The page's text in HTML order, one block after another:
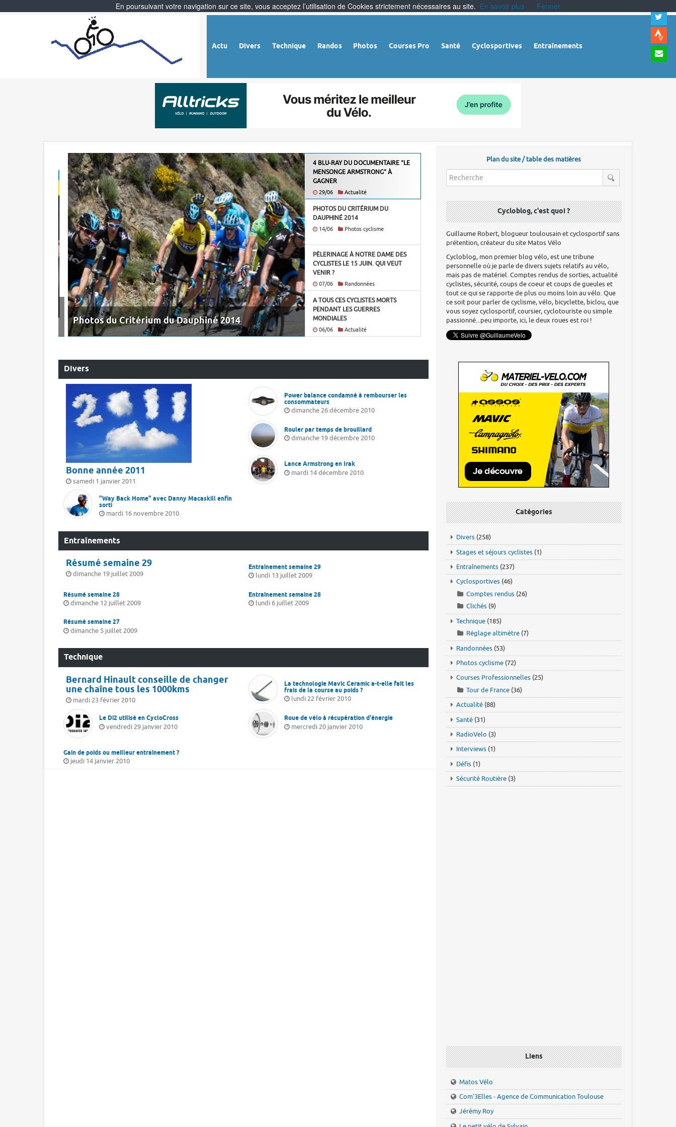
Actu Divers Technique Randos Photos Courses Pro Santé Cyclosportives Entraînements
à
Photos du Critérium du Dauphiné 2014
4 BLU-RAY DU DOCUMENTAIRE "LE
MENSONGE ARMSTRONG" À
GAGNER
29/06 Actualité
PHOTOS DU CRITÉRIUM DU
DAUPHINÉ 2014
14/06 Photos cyclisme
PÈLERINAGE À NOTRE DAME DES
CYCLISTES LE 15 JUIN. QUI VEUT
VENIR ?
07/06 Randonnées
A TOUS CES CYCLISTES MORTS
PENDANT LES GUERRES
MONDIALES
06/06 Actualité
Divers
Bonne année 2011
samedi 1 janvier 2011
Power balance condamné à rembourser les
consommateurs
dimanche 26 décembre 2010
Rouler par temps de brouillard
dimanche 19 décembre 2010
Lance Armstrong en Irak
mardi 14 décembre 2010
"Way Back Home" avec Danny Macaskill enfin
sorti
mardi 16 novembre 2010
Entraînements
Résumé semaine 29
dimanche 19 juillet 2009
Entraînement semaine 29
lundi 13 juillet 2009
Résumé semaine 28
dimanche 12 juillet 2009
Entraînement semaine 28
lundi 6 juillet 2009
Résumé semaine 27
dimanche 5 juillet 2009
Technique
Bernard Hinault conseille de changer
une chaîne tous les 1000kms
mardi 23 février 2010
La technologie Mavic Ceramic a-t-elle fait les
frais de la course au poids ?
lundi 22 février 2010
Le Di2 utilisé en CycloCross
vendredi 29 janvier 2010
Roue de vélo à récupération d'énergie
mercredi 20 janvier 2010
Gain de poids ou meilleur entraînement ?
jeudi 14 janvier 2010
Plan du site / table des matières
Cycloblog, c'est quoi ?
Guillaume Robert, blogueur toulousain et cyclosportif sans
prétention, créateur du site Matos Vélo
Cycloblog, mon premier blog vélo, est une tribune
personnelle où je parle de divers sujets relatifs au vélo,
mais pas de matériel. Comptes rendus de sorties, actualité
cyclistes, sécurité, coups de coeur et coups de gueules et
tout ce qui se rapporte de plus ou moins loin au vélo. Que
ce soit pour parler de cyclisme, vélo, bicyclette, biclou, que
vous soyez cyclosportif, coursier, cyclotouriste ou simple
passionné...peu importe, ici, le deux roues est roi !
Catégories
Divers (258)
Stages et séjours cyclistes (1)
Entraînements (237)
Cyclosportives (46)
Comptes rendus (26)
Clichés (9)
Technique (185)
Réglage altimètre (7)
Randonnées (53)
Photos cyclisme (72)
Courses Professionnelles (25)
Tour de France (36)
Actualité (88)
Santé (31)
RadioVelo (3)
Interviews (1)
Défis (1)
Sécurité Routière (3)
Liens
Matos Vélo
Com'3Elles - Agence de Communication Toulouse
Jérémy Roy
En poursuivant votre navigation sur ce site, vous acceptez l’utilisation de Cookies strictement nécessaires au site. En savoir plus Fermer